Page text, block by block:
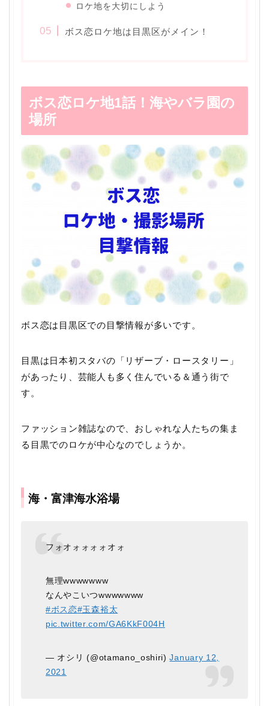
ロケ地を大切にしよう
ボス恋ロケ地は目黒区がメイン！
ボス恋ロケ地1話！海やバラ園の
場所
ボス恋は目黒区での目撃情報が多いです。
目黒は日本初スタバの「リザーブ・ロースタリー」
があったり、芸能人も多く住んでいる＆通う街で
す。
ファッション雑誌なので、おしゃれな人たちの集ま
る目黒でのロケが中心なのでしょうか。
海・富津海水浴場
フォオォォォォオォ
無理wwwwwww
なんやこいつwwwwwww
#ボス恋#玉森裕太
pic.twitter.com/GA6KkF004H
— オシリ (@otamano_oshiri)January 12,
2021